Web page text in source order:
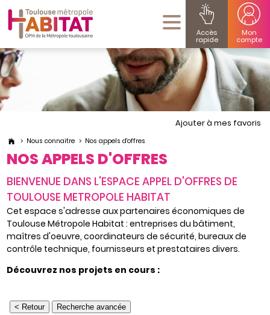
Accès
rapide
Mon
compte
Nous connaitre Nos appels d'offres
Ajouter à mes favoris
NOS APPELS D'OFFRES
BIENVENUE DANS L'ESPACE APPEL D'OFFRES DE
TOULOUSE METROPOLE HABITAT
Cet espace s'adresse aux partenaires économiques de
Toulouse Métropole Habitat : entreprises du bâtiment,
maîtres d'oeuvre, coordinateurs de sécurité, bureaux de
contrôle technique, fournisseurs et prestataires divers.
Découvrez nos projets en cours :